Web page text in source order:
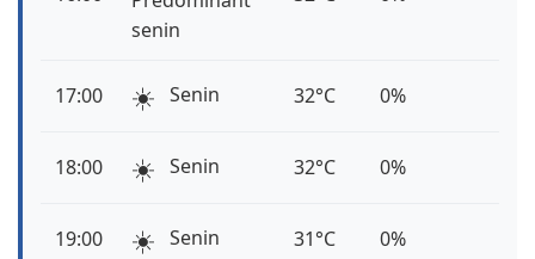
senin
17:00 ☀️ Senin 32°C 0%
18:00 ☀️ Senin 32°C 0%
19:00 ☀️ Senin 31°C 0%